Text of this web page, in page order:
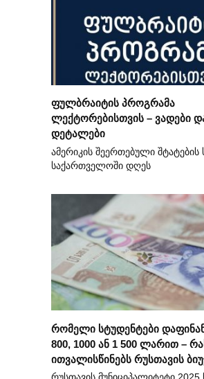
ფულბრაიტის პროგრამა
ლექტორებისთვის – ვადები
დეტალები
ამერიკის შეერთებული
საქართველოში დღეს
რომელი სტუდენტები
800, 1000 ან 1 500 ლარით –
ითვალისწინებს რუსთავის